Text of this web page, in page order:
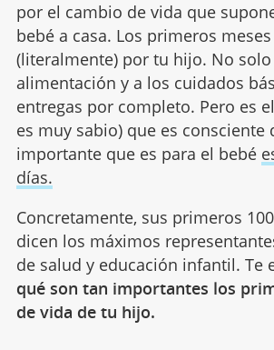
por el cambio de vida que
bebé a casa. Los primeros
(literalmente) por tu hijo. No
alimentación y a los cuidados
entregas por completo. Pero es
es muy sabio) que es consciente
importante que es para el bebé
días.
Concretamente, sus primeros
dicen los máximos
de salud y educación infantil. Te
qué son tan importantes los
de vida de tu hijo.